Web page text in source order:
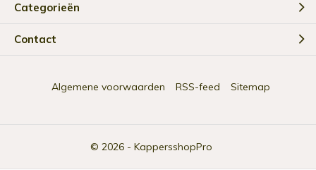
Categorieën
Contact
© 2026 - KappersshopPro
Algemene voorwaarden RSS-feed Sitemap